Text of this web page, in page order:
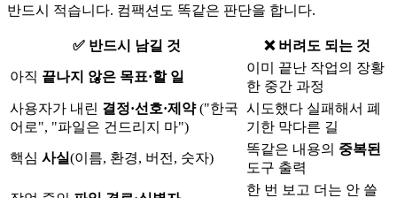
반드시 적습니다. 컴팩션도 똑같은 판단을 합니다.
✅ 반드시 남길 것 ❌ 버려도 되는 것
아직 끝나지 않은 목표·할 일
이미 끝난 작업의 장황
한 중간 과정
사용자가 내린 결정·선호·제약("한국
어로", "파일은 건드리지 마")
시도했다 실패해서 폐
기한 막다른 길
핵심 사실(이름, 환경, 버전, 숫자)
똑같은 내용의 중복된
도구 출력
한 번 보고 더는 안 쓸